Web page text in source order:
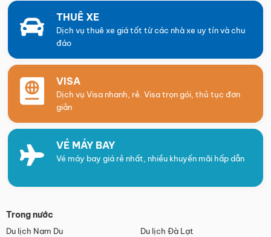
THUÊ XE
Dịch vụ thuê xe giá tốt từ các nhà xe uy tín và chu
đáo
VISA
Dịch vụ Visa nhanh, rẻ. Visa trọn gói, thủ tục đơn
giản
VÉ MÁY BAY
Vé máy bay giá rẻ nhất, nhiều khuyến mãi hấp dẫn
Trong nước
Du lịch Nam Du
Du lịch Đà Lạt